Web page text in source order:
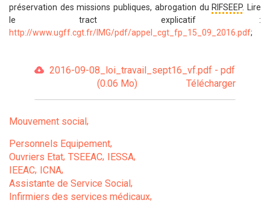
préservation des missions publiques, abrogation du RIFSEEP. Lire
le tract explicatif :
http://www.ugff.cgt.fr/IMG/pdf/appel_cgt_fp_15_09_2016.pdf;
2016-09-08_loi_travail_sept16_vf.pdf - pdf
(0.06 Mo)
Télécharger
Mouvement social
Personnels Equipement
Ouvriers Etat TSEEAC IESSA
IEEAC ICNA
Assistante de Service Social
Infirmiers des services médicaux